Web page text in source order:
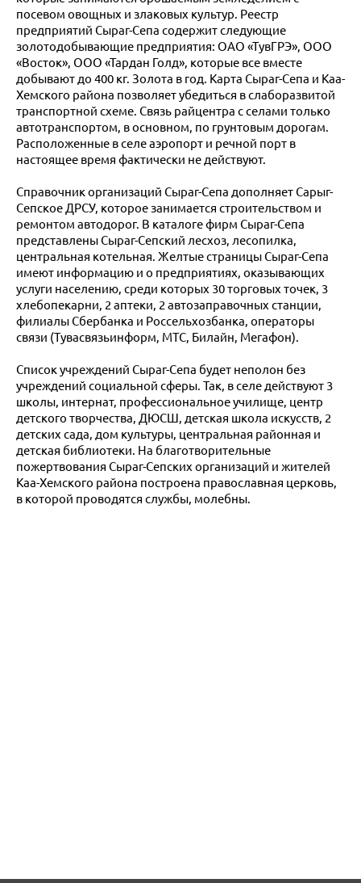
посевом овощных и злаковых культур. Реестр
предприятий Сыраг-Сепа содержит следующие
золотодобывающие предприятия: ОАО «ТувГРЭ», ООО
«Восток», ООО «Тардан Голд», которые все вместе
добывают до 400 кг. Золота в год. Карта Сыраг-Сепа и Каа-
Хемского района позволяет убедиться в слаборазвитой
транспортной схеме. Связь райцентра с селами только
автотранспортом, в основном, по грунтовым дорогам.
Расположенные в селе аэропорт и речной порт в
настоящее время фактически не действуют.
Справочник организаций Сыраг-Сепа дополняет Сарыг-
Сепское ДРСУ, которое занимается строительством и
ремонтом автодорог. В каталоге фирм Сыраг-Сепа
представлены Сыраг-Сепский лесхоз, лесопилка,
центральная котельная. Желтые страницы Сыраг-Сепа
имеют информацию и о предприятиях, оказывающих
услуги населению, среди которых 30 торговых точек, 3
хлебопекарни, 2 аптеки, 2 автозаправочных станции,
филиалы Сбербанка и Россельхозбанка, операторы
связи (Тувасвязьинформ, МТС, Билайн, Мегафон).
Список учреждений Сыраг-Сепа будет неполон без
учреждений социальной сферы. Так, в селе действуют 3
школы, интернат, профессиональное училище, центр
детского творчества, ДЮСШ, детская школа искусств, 2
детских сада, дом культуры, центральная районная и
детская библиотеки. На благотворительные
пожертвования Сыраг-Сепских организаций и жителей
Каа-Хемского района построена православная церковь,
в которой проводятся службы, молебны.